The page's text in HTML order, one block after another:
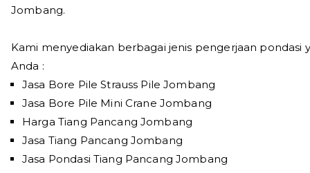
Jombang.
Kami menyediakan berbagai jenis pengerjaan
Anda :
Jasa Bore Pile Strauss Pile Jombang
Jasa Bore Pile Mini Crane Jombang
Harga Tiang Pancang Jombang
Jasa Tiang Pancang Jombang
Jasa Pondasi Tiang Pancang Jombang